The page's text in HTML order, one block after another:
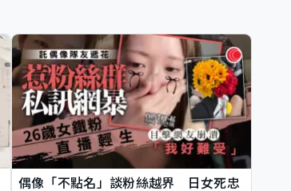
偶像「不點名」談粉絲越界 日女死忠